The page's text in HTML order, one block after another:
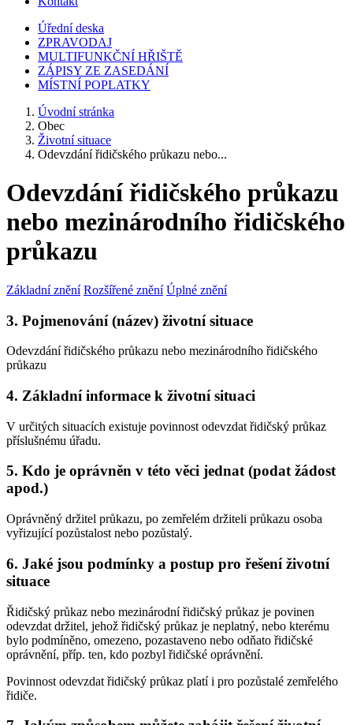
Úřední deska
ZPRAVODAJ
MULTIFUNKČNÍ HŘIŠTĚ
ZÁPISY ZE ZASEDÁNÍ
MÍSTNÍ POPLATKY
Úvodní stránka
Obec
Životní situace
Odevzdání řidičského průkazu nebo...
Odevzdání řidičského průkazu
nebo mezinárodního řidičského
průkazu
Základní znění Rozšířené znění Úplné znění
3. Pojmenování (název) životní situace
Odevzdání řidičského průkazu nebo mezinárodního řidičského
průkazu
4. Základní informace k životní situaci
V určitých situacích existuje povinnost odevzdat řidičský průkaz
příslušnému úřadu.
5. Kdo je oprávněn v této věci jednat (podat žádost
apod.)
Oprávněný držitel průkazu, po zemřelém držiteli průkazu osoba
vyřizující pozůstalost nebo pozůstalý.
6. Jaké jsou podmínky a postup pro řešení životní
situace
Řidičský průkaz nebo mezinárodní řidičský průkaz je povinen
odevzdat držitel, jehož řidičský průkaz je neplatný, nebo kterému
bylo podmíněno, omezeno, pozastaveno nebo odňato řidičské
oprávnění, příp. ten, kdo pozbyl řidičské oprávnění.
Povinnost odevzdat řidičský průkaz platí i pro pozůstalé zemřelého
řidiče.